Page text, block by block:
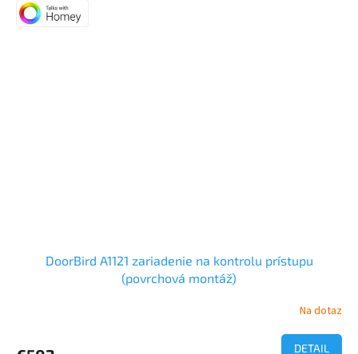
DoorBird A1121 zariadenie na kontrolu prístupu
(povrchová montáž)
Na dotaz
DETAIL